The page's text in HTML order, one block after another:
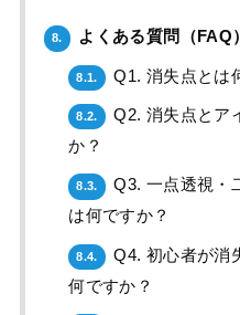
8. よくある質問（FAQ）
8.1. Q1. 消失点とは
8.2.
Q2. 消失点とア
か？
8.3.
Q3. 一点透視・
は何ですか？
8.4.
Q4. 初心者が消
何ですか？